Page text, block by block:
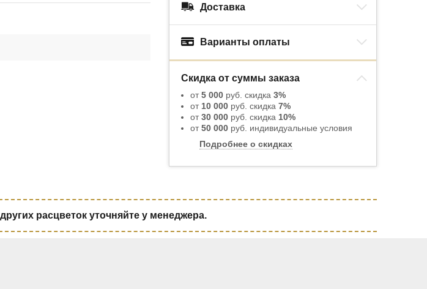
Доставка
Варианты оплаты
Скидка от суммы заказа
от5 000 руб. скидка 3%
от 10 000 руб. скидка 7%
от30 000 руб. скидка 10%
от50 000 руб. индивидуальные условия
Подробнее о скидках
расцветок уточняйте у менеджера.